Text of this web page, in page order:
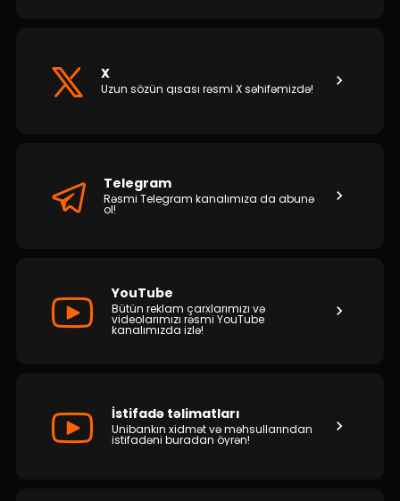
İnsan Resursları
X
Uzun sözün qısası rəsmi X səhifəmizdə!
Telegram
Rəsmi Telegram kanalımıza da abunə
ol!
YouTube
Bütün reklam çarxlarımızı və
videolarımızı rəsmi YouTube
kanalımızda izlə!
İstifadə təlimatları
Unibankın xidmət və məhsullarından
istifadəni buradan öyrən!